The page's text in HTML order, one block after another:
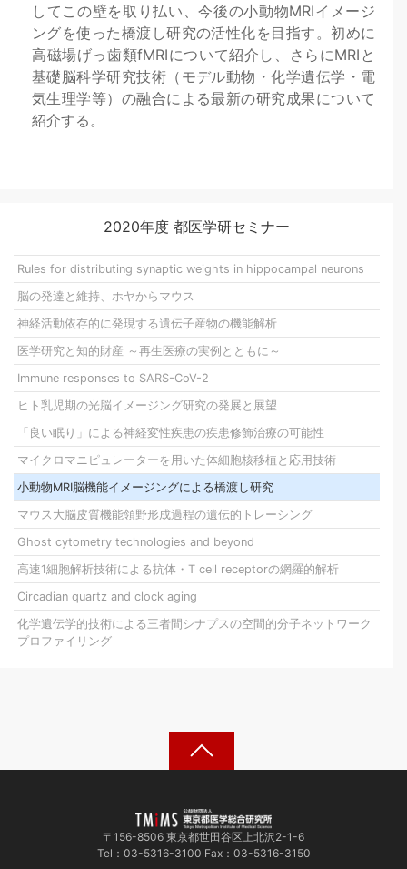
してこの壁を取り払い、今後の小動物MRIイメージ
ングを使った橋渡し研究の活性化を目指す。初めに
高磁場げっ歯類fMRIについて紹介し、さらにMRIと
基礎脳科学研究技術（モデル動物・化学遺伝学・電
気生理学等）の融合による最新の研究成果について
紹介する。
2020年度 都医学研セミナー
Rules for distributing synaptic weights in hippocampal neurons
脳の発達と維持、ホヤからマウス
神経活動依存的に発現する遺伝子産物の機能解析
医学研究と知的財産 ～再生医療の実例とともに～
Immune responses to SARS-CoV-2
ヒト乳児期の光脳イメージング研究の発展と展望
「良い眠り」による神経変性疾患の疾患修飾治療の可能性
マイクロマニピュレーターを用いた体細胞核移植と応用技術
小動物MRI脳機能イメージングによる橋渡し研究
マウス大脳皮質機能領野形成過程の遺伝的トレーシング
Ghost cytometry technologies and beyond
高速1細胞解析技術による抗体・T cell receptorの網羅的解析
Circadian quartz and clock aging
化学遺伝学的技術による三者間シナプスの空間的分子ネットワーク
プロファイリング
〒156-8506 東京都世田谷区上北沢2-1-6
Tel：03-5316-3100 Fax：03-5316-3150